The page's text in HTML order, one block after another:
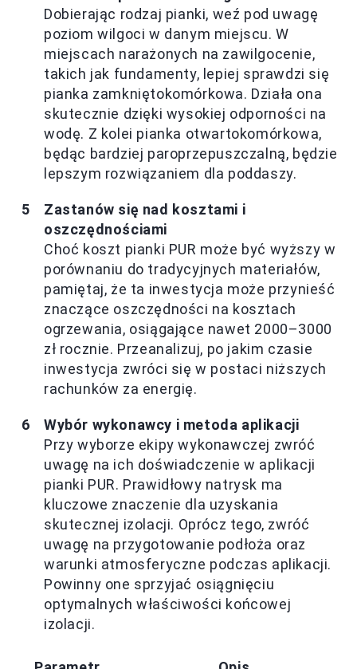
Dobierając rodzaj pianki, weź pod uwagę
poziom wilgoci w danym miejscu. W
miejscach narażonych na zawilgocenie,
takich jak fundamenty, lepiej sprawdzi się
pianka zamkniętokomórkowa. Działa ona
skutecznie dzięki wysokiej odporności na
wodę. Z kolei pianka otwartokomórkowa,
będąc bardziej paroprzepuszczalną, będzie
lepszym rozwiązaniem dla poddaszy.
Zastanów się nad kosztami i
oszczędnościami
Choć koszt pianki PUR może być wyższy w
porównaniu do tradycyjnych materiałów,
pamiętaj, że ta inwestycja może przynieść
znaczące oszczędności na kosztach
ogrzewania, osiągające nawet 2000–3000
zł rocznie. Przeanalizuj, po jakim czasie
inwestycja zwróci się w postaci niższych
rachunków za energię.
Wybór wykonawcy i metoda aplikacji
Przy wyborze ekipy wykonawczej zwróć
uwagę na ich doświadczenie w aplikacji
pianki PUR. Prawidłowy natrysk ma
kluczowe znaczenie dla uzyskania
skutecznej izolacji. Oprócz tego, zwróć
uwagę na przygotowanie podłoża oraz
warunki atmosferyczne podczas aplikacji.
Powinny one sprzyjać osiągnięciu
optymalnych właściwości końcowej
izolacji.